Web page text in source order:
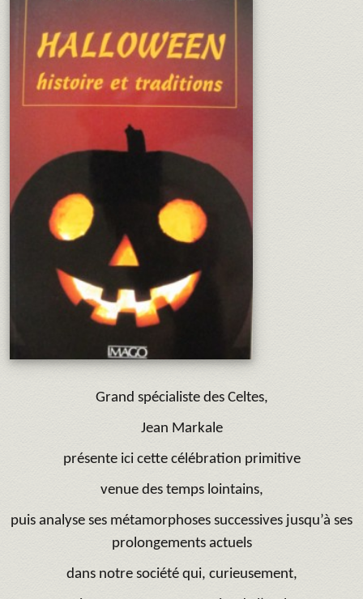
Grand spécialiste des Celtes,
Jean Markale
présente ici cette célébration primitive
venue des temps lointains,
puis analyse ses métamorphoses successives jusqu’à ses
prolongements actuels
dans notre société qui, curieusement,